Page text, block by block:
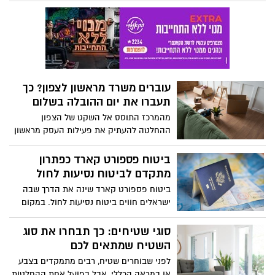
על עיבוד שבבי cnc, המטרה היא להשיג דיוק
ברמת המיקרון תוך שמירה על חזרתיות
גבוהה.
עוברים משרד מראשון לצפון? כך
תעברו את יום ההובלה בשלום
מהמרכז התוסס אל השקט של הצפון
ההחלטה להעתיק את פעילות העסק מראשון
לציון צפונה היא מהלך אסטרטגי משמעותי
שמביא איתו הזדמנויות חדשות. המעבר
ממרכז הארץ הרועש אל אזורי התעשייה
וההייטק המתפתחים של הצפון דורש הרבה
יותר מסתם אריזה של כמה קלסרים; מדובר
בלוגיסטיקה מורכבת של מרחק וזמן. הדרך
הארוכה דורשת תכנון מקדים מדויק כדי
להבטיח שיום המעבר לא יהפוך ליום של
השבתה עסקית, אלא לצעד ראשון ומוצלח
בפרק החדש של החברה שלכם.
ביטוח פספורט קארד כפתרון
מתקדם לביטוח נסיעות לחול
ביטוח פספורט קארד שינה את הדרך שבה
ישראלים חווים ביטוח נסיעות לחול. במקום
תהליכים מסורבלים, החזרים בדיעבד
והתעסקות עם קבלות, מדובר במודל פשוט
וברור שמעמיד את המבוטח במרכז. ברגע
הדבר האחרון שמטייל צריך הוא לחץ כלכלי
סוגי שטיחים: כך תבחרו את סוג
השטיח שמתאים לכם
לפני שבוחרים שטיח, רבים מתמקדים בצבע